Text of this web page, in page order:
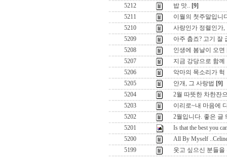
5212
밥 맛.. [9]
5211
이월의 첫주말입니
5210
사랑인가 정렬인가,
5209
아주 춥죠? 고기 잘
5208
인생에 봄날이 오면
5207
지금 강당으로 함께
5206
악마의 목소리가 헉
5205
안개, 그 사랑법 [9]
5204
2월 따뜻한 차한잔
5203
이리로~내 마음에
5202
2월입니다. 좋은 글
5201
Is that the best you
5200
All By Myself
5199
웃고 싶으신 분들을